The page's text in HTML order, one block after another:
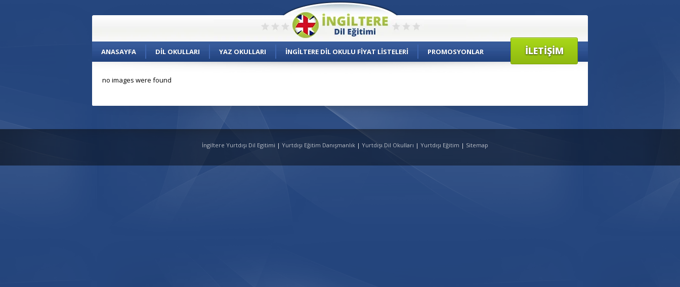
ANASAYFA DIL OKULLARI YAZ OKULLARI İNGILTERE DIL OKULU FIYAT LISTELERI PROMOSYONLAR İLETIŞIM
no images were found
İngiltere Yurtdışı Dil Egitimi | Yurtdışı Eğitim Danışmanlık | Yurtdışı Dil Okulları | Yurtdışı Eğitim | Sitemap